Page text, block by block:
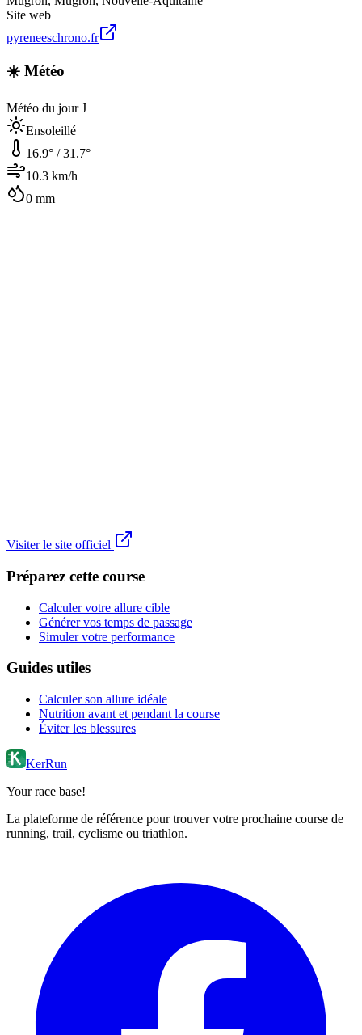
Site web
pyreneeschrono.fr
☀️ Météo
Météo du jour J
Ensoleillé
16.9° /31.7°
10.3 km/h
0 mm
Visiter le site officiel
Préparez cette course
Calculer votre allure cible
Générer vos temps de passage
Simuler votre performance
Guides utiles
Calculer son allure idéale
Nutrition avant et pendant la course
Éviter les blessures
KerRun
Your race base!
La plateforme de référence pour trouver votre prochaine course de
running, trail, cyclisme ou triathlon.